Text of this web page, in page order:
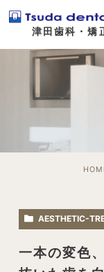
津田歯科・矯
AESTHETIC-
一本の変色